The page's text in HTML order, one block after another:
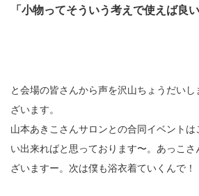
「小物ってそういう考えで使えば良い
と会場の皆さんから声を沢山ちょうだい
ざいます。
山本あきこさんサロンとの合同イベントは
い出来ればと思っております〜。あっこ
ざいますー。次は僕も浴衣着ていくんで！